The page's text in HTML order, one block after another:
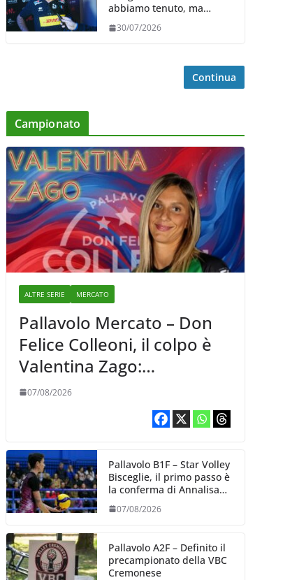
abbiamo tenuto, ma
dalla prestazione in
30/07/2026
Continua
Campionato
ALTRE SERIE MERCATO
Pallavolo Mercato – Don
Felice Colleoni, il colpo è
Valentina Zago:
esperienza e oltre 5.000
punti al servizio di
07/08/2026
Pallavolo B1F – Star Volley
Bisceglie, il primo passo è
la conferma di Annalisa
Mileno
07/08/2026
Pallavolo A2F – Definito il
precampionato della VBC
Cremonese